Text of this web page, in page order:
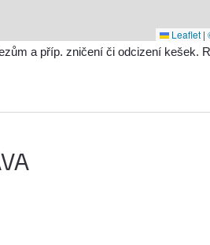
Leaflet |
a příp. zničení či odcizení kešek.